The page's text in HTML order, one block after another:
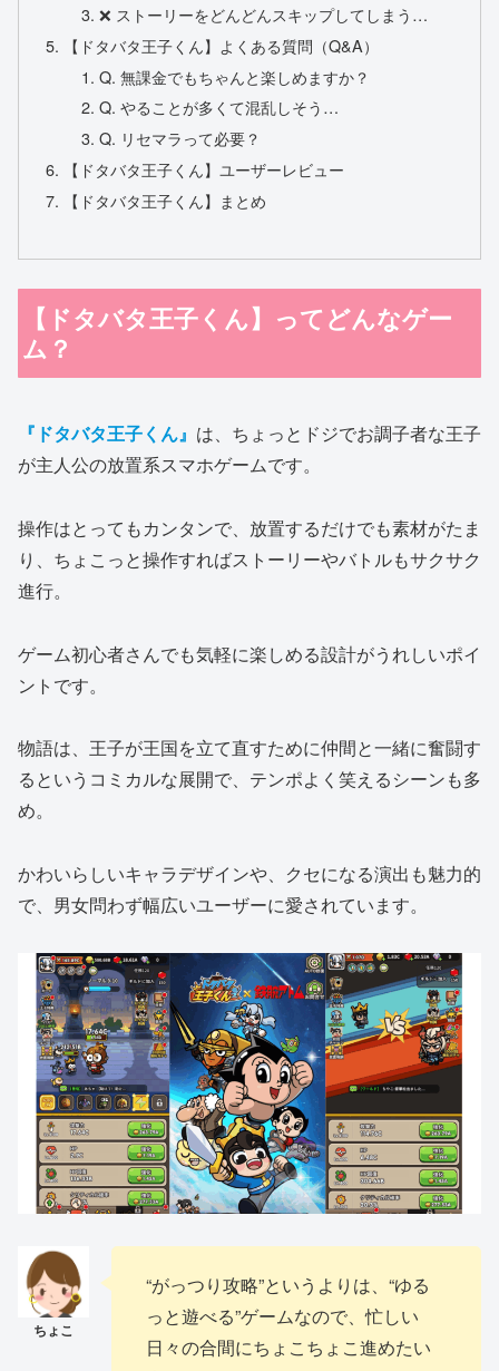
❌ ストーリーをどんどんスキップしてしまう…
【ドタバタ王子くん】よくある質問（Q&A）
Q. 無課金でもちゃんと楽しめますか？
Q. やることが多くて混乱しそう…
Q. リセマラって必要？
【ドタバタ王子くん】ユーザーレビュー
【ドタバタ王子くん】まとめ
【ドタバタ王子くん】ってどんなゲー
ム？
『ドタバタ王子くん』 は、ちょっとドジでお調子者な王子
が主人公の放置系スマホゲームです。
操作はとってもカンタンで、放置するだけでも素材がたま
り、ちょこっと操作すればストーリーやバトルもサクサク
進行。
ゲーム初心者さんでも気軽に楽しめる設計がうれしいポイ
ントです。
物語は、王子が王国を立て直すために仲間と一緒に奮闘す
るというコミカルな展開で、テンポよく笑えるシーンも多
め。
かわいらしいキャラデザインや、クセになる演出も魅力的
で、男女問わず幅広いユーザーに愛されています。
“がっつり攻略”というよりは、“ゆる
っと遊べる”ゲームなので、忙しい
日々の合間にちょこちょこ進めたい